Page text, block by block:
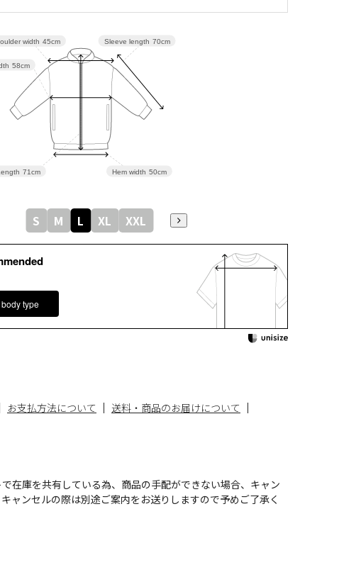
お支払方法について
送料・商品のお届けについて
在庫を共有している為、商品の手配ができない場合、キャン
ャンセルの際は別途ご案内をお送りしますので予めご了承く
type
Hem width 50cm
Sleeve length 70cm
71cm
58cm
width 45cm
S M L XL XXL